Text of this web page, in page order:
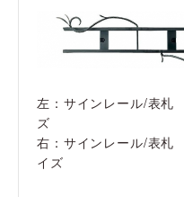
左：サインレール/表札
ズ
右：サインレール/表
イズ